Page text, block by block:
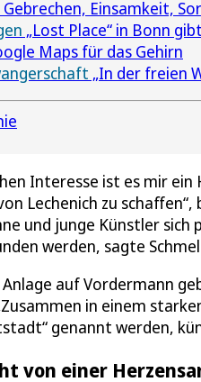
Gebrechen, Einsamkeit,
„Lost Place“ in Bonn
Maps für das Gehirn
„In der freien
Interesse ist es mir
Lechenich zu
und junge Künstler sich
werden, sagte
auf Vordermann
in einem
genannt werden,
von einer